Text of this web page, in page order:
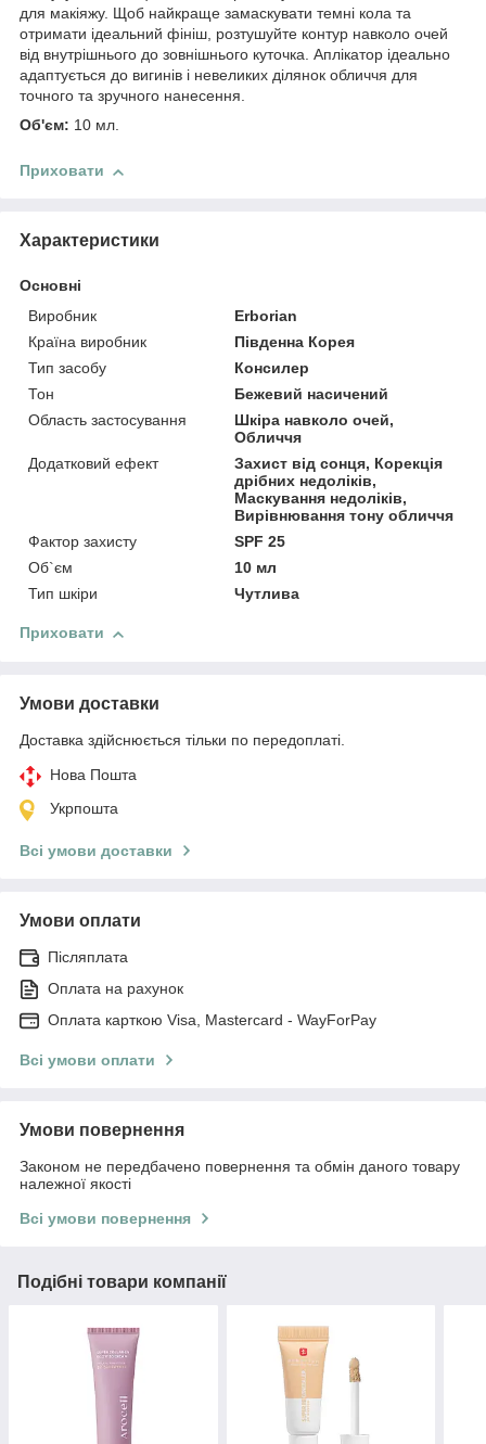
для макіяжу. Щоб найкраще замаскувати темні кола та
отримати ідеальний фініш, розтушуйте контур навколо очей
від внутрішнього до зовнішнього куточка. Аплікатор ідеально
адаптується до вигинів і невеликих ділянок обличчя для
точного та зручного нанесення.
Об'єм: 10 мл.
Приховати
Характеристики
Основні
Виробник
Erborian
Країна виробник
Південна Корея
Тип засобу
Консилер
Тон
Бежевий насичений
Область застосування
Шкіра навколо очей,
Обличчя
Додатковий ефект
Захист від сонця, Корекція
дрібних недоліків,
Маскування недоліків,
Вирівнювання тону обличчя
Фактор захисту
SPF 25
Об`єм
10 мл
Тип шкіри
Чутлива
Приховати
Умови доставки
Доставка здійснюється тільки по передоплаті.
Нова Пошта
Укрпошта
Всі умови доставки
Умови оплати
Післяплата
Оплата на рахунок
Оплата карткою Visa, Mastercard - WayForPay
Всі умови оплати
Умови повернення
Законом не передбачено повернення та обмін даного товару
належної якості
Всі умови повернення
Подібні товари компанії